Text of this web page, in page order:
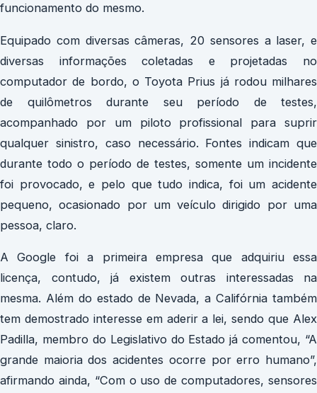
funcionamento do mesmo.
Equipado com diversas câmeras, 20 sensores a laser, e
diversas informações coletadas e projetadas no
computador de bordo, o Toyota Prius já rodou milhares
de quilômetros durante seu período de testes,
acompanhado por um piloto profissional para suprir
qualquer sinistro, caso necessário. Fontes indicam que
durante todo o período de testes, somente um incidente
foi provocado, e pelo que tudo indica, foi um acidente
pequeno, ocasionado por um veículo dirigido por uma
pessoa, claro.
A Google foi a primeira empresa que adquiriu essa
licença, contudo, já existem outras interessadas na
mesma. Além do estado de Nevada, a Califórnia também
tem demostrado interesse em aderir a lei, sendo que Alex
Padilla, membro do Legislativo do Estado já comentou, “A
grande maioria dos acidentes ocorre por erro humano”,
afirmando ainda, “Com o uso de computadores, sensores